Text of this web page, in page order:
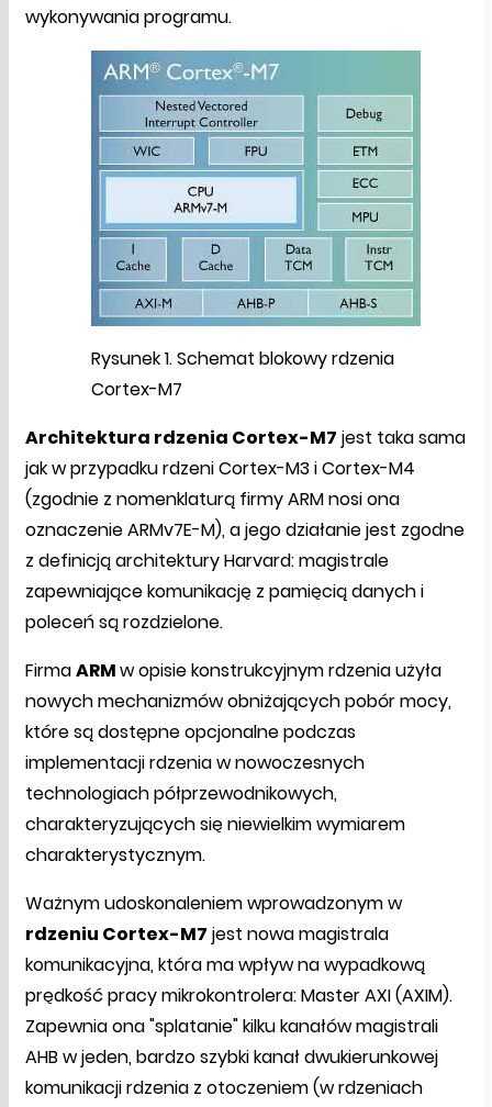
wykonywania programu.
Rysunek 1. Schemat blokowy rdzenia
Cortex-M7
Architektura rdzenia Cortex-M7 jest taka sama
jak w przypadku rdzeni Cortex-M3 i Cortex-M4
(zgodnie z nomenklaturą firmy ARM nosi ona
oznaczenie ARMv7E-M), a jego działanie jest zgodne
z definicją architektury Harvard: magistrale
zapewniające komunikację z pamięcią danych i
poleceń są rozdzielone.
FirmaARMw opisie konstrukcyjnym rdzenia użyła
nowych mechanizmów obniżających pobór mocy,
które są dostępne opcjonalne podczas
implementacji rdzenia w nowoczesnych
technologiach półprzewodnikowych,
charakteryzujących się niewielkim wymiarem
charakterystycznym.
Ważnym udoskonaleniem wprowadzonym w
rdzeniu Cortex-M7 jest nowa magistrala
komunikacyjna, która ma wpływ na wypadkową
prędkość pracy mikrokontrolera: Master AXI (AXIM).
Zapewnia ona "splatanie" kilku kanałów magistrali
AHB w jeden, bardzo szybki kanał dwukierunkowej
komunikacji rdzenia z otoczeniem (w rdzeniach